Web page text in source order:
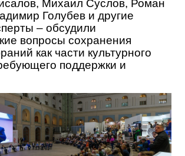
Михаил Суслов, Роман
Голубев и другие
– обсудили
вопросы сохранения
как части культурного
поддержки и